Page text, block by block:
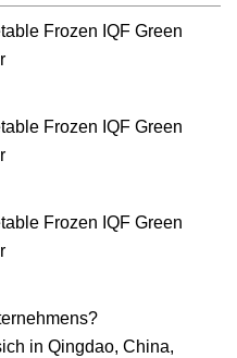
in Qingdao, China,